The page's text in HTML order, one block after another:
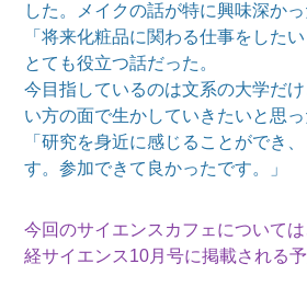
した。メイクの話が特に興味深かっ
「将来化粧品に関わる仕事をした
とても役立つ話だった。
今目指しているのは文系の大学だ
い方の面で生かしていきたいと思っ
「研究を身近に感じることができ
す。参加できて良かったです。」
今回のサイエンスカフェについて
経サイエンス10月号に掲載される予